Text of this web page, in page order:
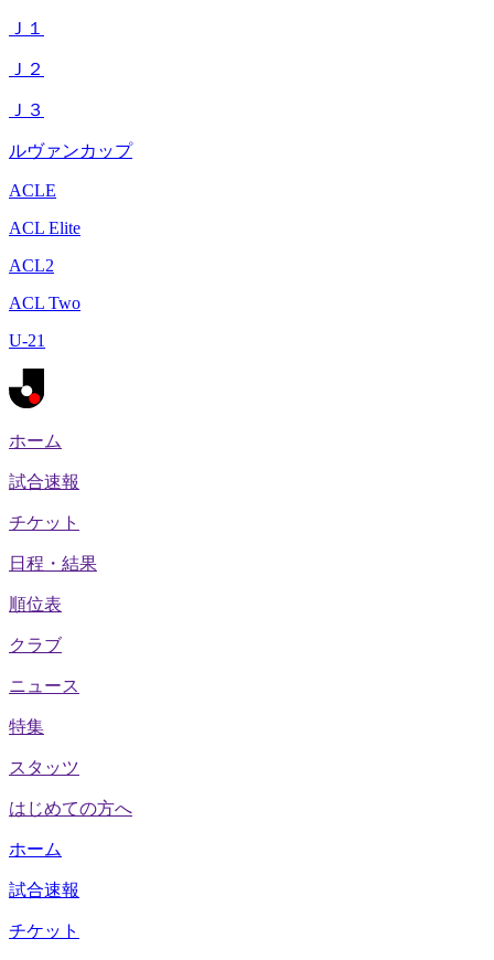
Ｊ１
Ｊ２
Ｊ３
ルヴァンカップ
ACLE
ACL Elite
ACL2
ACL Two
U-21
ホーム
試合速報
チケット
日程・結果
順位表
クラブ
ニュース
特集
スタッツ
はじめての方へ
ホーム
試合速報
チケット